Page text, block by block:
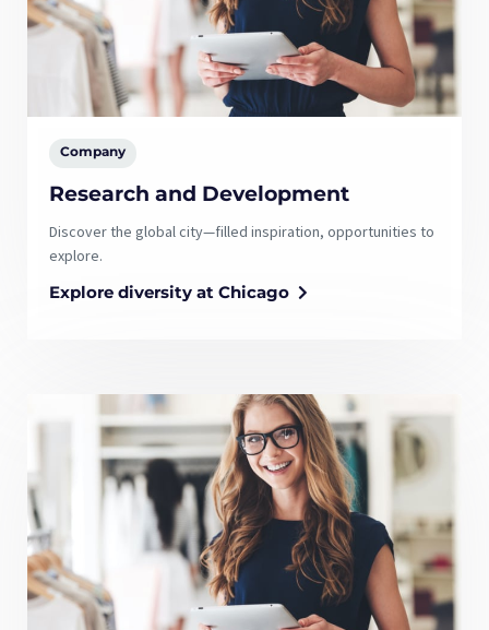
Company
Research and Development
Discover the global city—filled inspiration, opportunities to
explore.
Explore diversity at Chicago